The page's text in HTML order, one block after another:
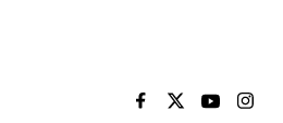
EL PAÍS BRASIL EN
EL PAÍSEL PAÍS
EL